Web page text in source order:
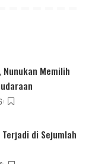
Memilih
di Sejumlah